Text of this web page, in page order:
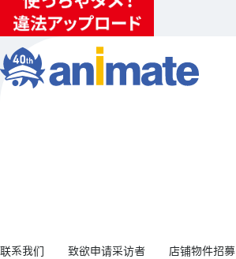
联系我们 致欲申请采访者 店铺物件招募